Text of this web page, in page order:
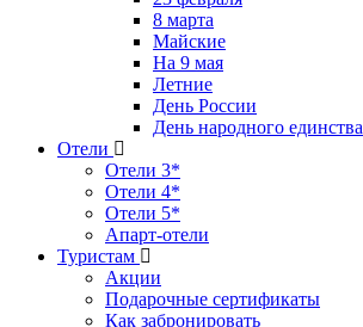
8 марта
Майские
На 9 мая
Летние
День России
День народного единства
Отели
Отели 3*
Отели 4*
Отели 5*
Апарт-отели
Туристам
Акции
Подарочные сертификаты
Как забронировать